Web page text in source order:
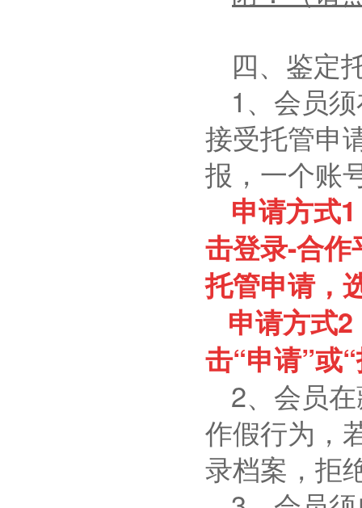
四、鉴定
1 、会员
接受托管申
报，一个账
申请方式1
击登录-合作
托管申请，
申请方式2
击“申请”或
2、会员
作假行为，
录档案，拒